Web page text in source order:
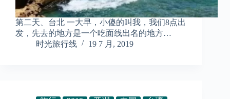
第二天、台北 一大早，小傻的叫我，我们8点出
发，先去的地方是一个吃面线出名的地方…
时光旅行线
19 7 月, 2019